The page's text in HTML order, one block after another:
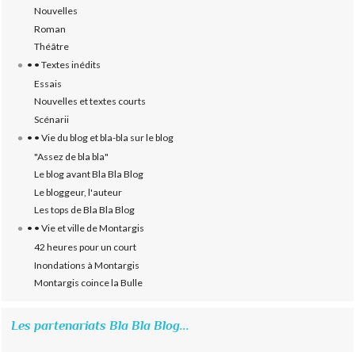
Nouvelles
Roman
Théâtre
• • Textes inédits
Essais
Nouvelles et textes courts
Scénarii
• • Vie du blog et bla-bla sur le blog
"Assez de bla bla"
Le blog avant Bla Bla Blog
Le bloggeur, l'auteur
Les tops de Bla Bla Blog
• • Vie et ville de Montargis
42 heures pour un court
Inondations à Montargis
Montargis coince la Bulle
Les partenariats Bla Bla Blog...